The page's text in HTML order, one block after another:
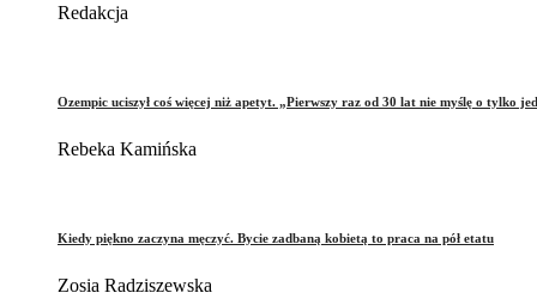
Redakcja
Ozempic uciszył coś więcej niż apetyt. „Pierwszy raz od 30 lat nie myślę o tylko
Rebeka Kamińska
Kiedy piękno zaczyna męczyć. Bycie zadbaną kobietą to praca na pół etatu
Zosia Radziszewska